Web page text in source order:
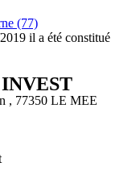
(77)
il a été constitué
, 77350 LE MEE